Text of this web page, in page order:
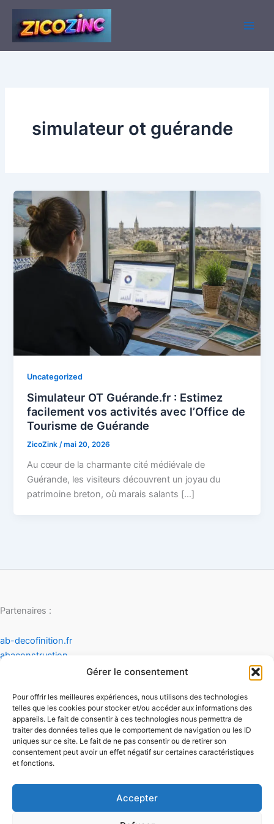
Gérer le consentement
Pour offrir les meilleures expériences, nous utilisons des technologies
telles que les cookies pour stocker et/ou accéder aux informations des
appareils. Le fait de consentir à ces technologies nous permettra de
traiter des données telles que le comportement de navigation ou les ID
uniques sur ce site. Le fait de ne pas consentir ou de retirer son
consentement peut avoir un effet négatif sur certaines caractéristiques
et fonctions.
Accepter
Aller
contenu
simulateur ot guérande
Uncategorized
Simulateur OT Guérande.fr : Estimez
facilement vos activités avec l’Office de
Tourisme de Guérande
ZicoZink/mai 20, 2026
Au cœur de la charmante cité médiévale de
Guérande, les visiteurs découvrent un joyau du
patrimoine breton, où marais salants […]
Partenaires :
ab-decofinition.fr
abaconstruction
infinideco
Contact
Mentions légales
Conditions générales d'utilisation
Conditions générales de vente